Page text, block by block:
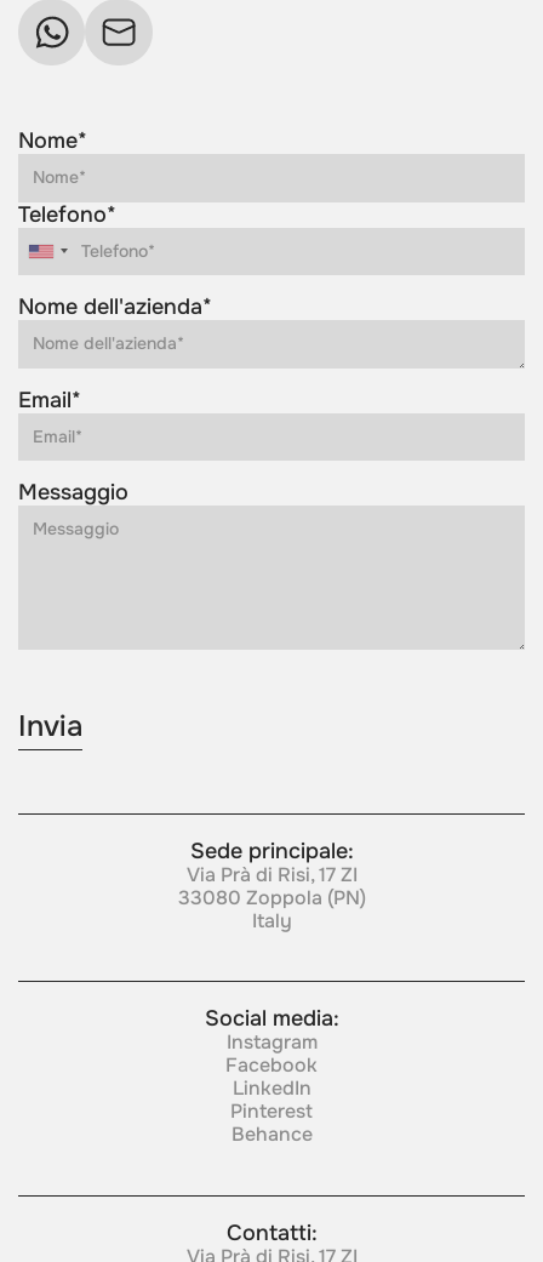
Nome*
Telefono*
Nome dell'azienda*
Email*
Messaggio
Sede principale:
Via Prà di Risi, 17 ZI
33080 Zoppola (PN)
Italy
Social media:
Instagram
Facebook
LinkedIn
Pinterest
Behance
Contatti:
Via Prà di Risi, 17 ZI